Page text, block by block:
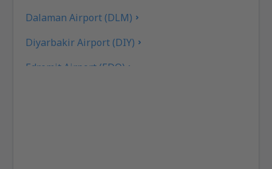
Dalaman Airport (DLM)
Diyarbakir Airport (DIY)
Edremit Airport (EDO)